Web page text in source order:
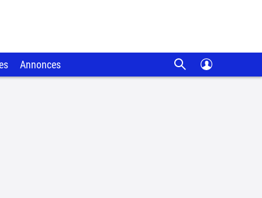
Annonces